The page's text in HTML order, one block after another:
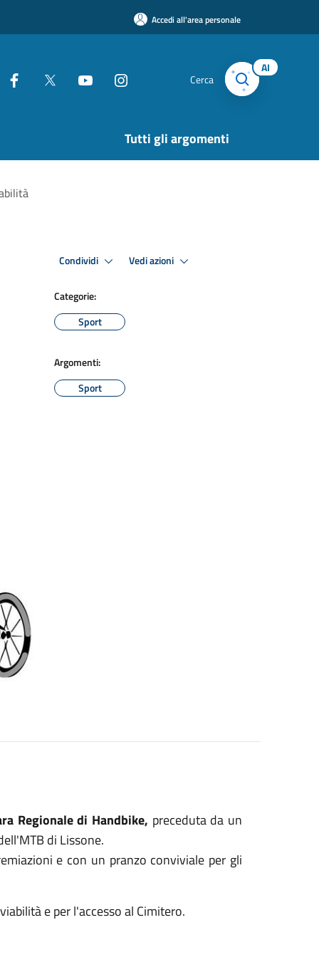
Accedi all'area personale
Cerca
AI
Tutti gli argomenti
Condividi Vedi azioni
Categorie:
Sport
Argomenti:
Sport
Regionale di Handbike, preceduta da un
di Lissone.
e con un pranzo conviviale per gli
e per l'accesso al Cimitero.